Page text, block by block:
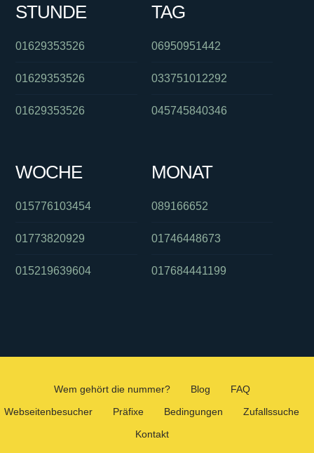
STUNDE
01629353526
01629353526
01629353526
TAG
06950951442
033751012292
045745840346
WOCHE
015776103454
01773820929
015219639604
MONAT
089166652
01746448673
017684441199
Wem gehört die nummer? Blog
FAQ
Webseitenbesucher
Präfixe Bedingungen
Zufallssuche
Kontakt